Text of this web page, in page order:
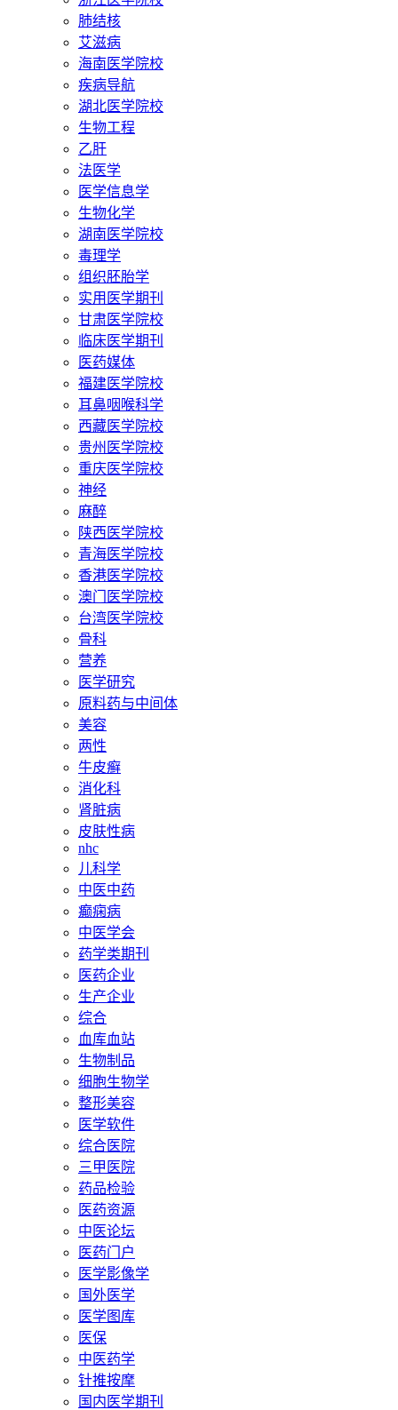
肺结核
艾滋病
海南医学院校
疾病导航
湖北医学院校
生物工程
乙肝
法医学
医学信息学
生物化学
湖南医学院校
毒理学
组织胚胎学
实用医学期刊
甘肃医学院校
临床医学期刊
医药媒体
福建医学院校
耳鼻咽喉科学
西藏医学院校
贵州医学院校
重庆医学院校
神经
麻醉
陕西医学院校
青海医学院校
香港医学院校
澳门医学院校
台湾医学院校
骨科
营养
医学研究
原料药与中间体
美容
两性
牛皮癣
消化科
肾脏病
皮肤性病
nhc
儿科学
中医中药
癫痫病
中医学会
药学类期刊
医药企业
生产企业
综合
血库血站
生物制品
细胞生物学
整形美容
医学软件
综合医院
三甲医院
药品检验
医药资源
中医论坛
医药门户
医学影像学
国外医学
医学图库
医保
中医药学
针推按摩
国内医学期刊